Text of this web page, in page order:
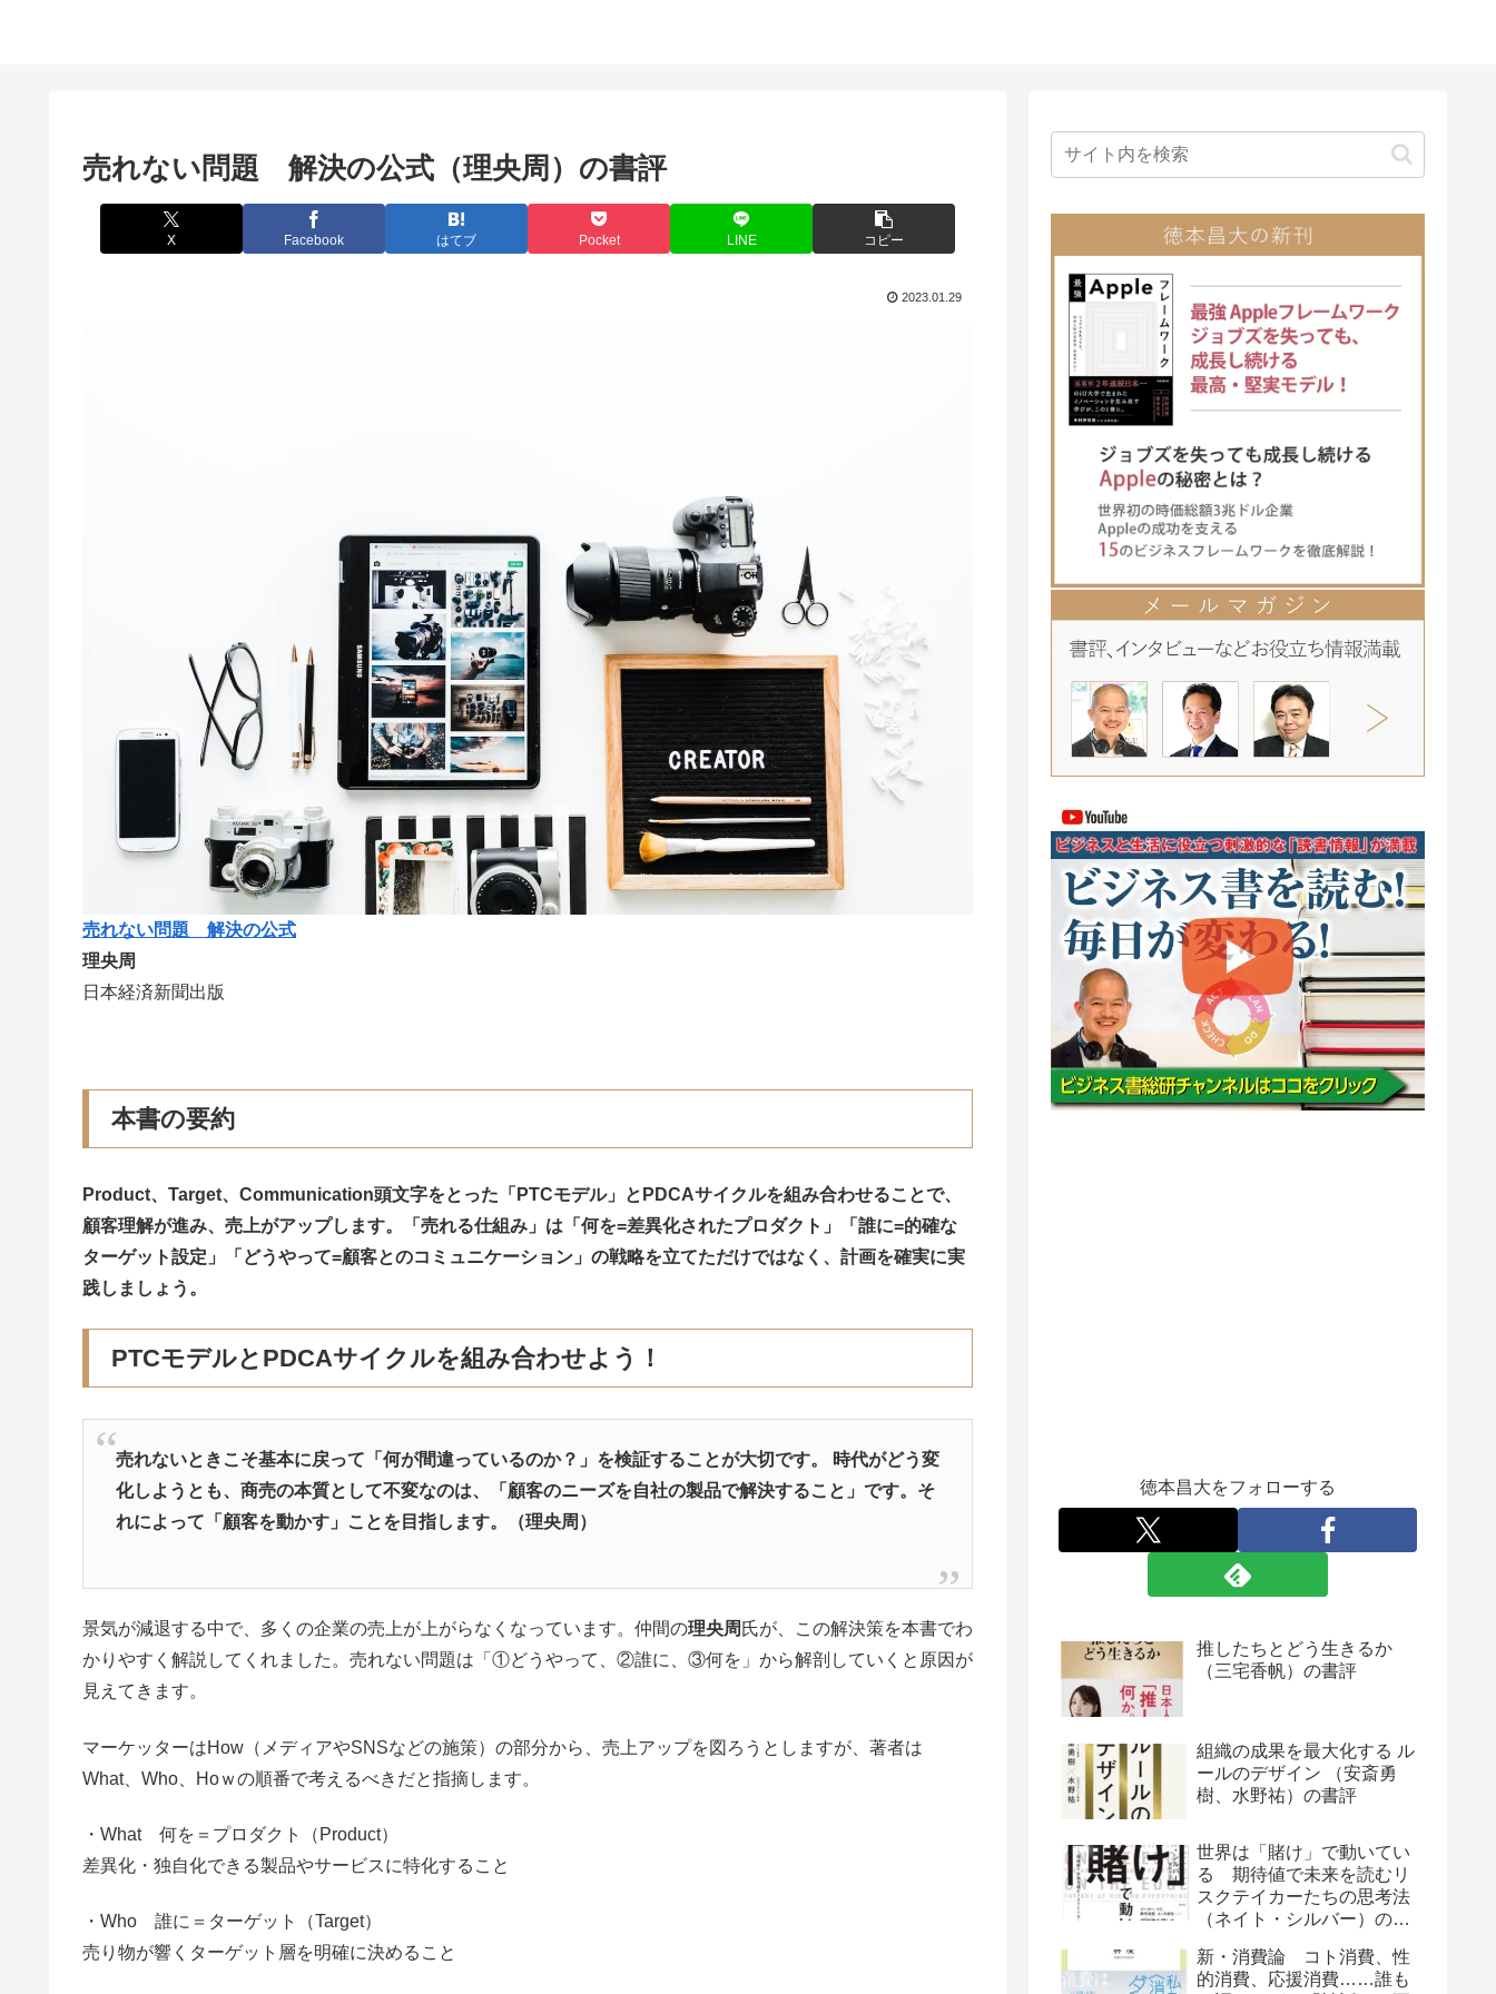
売れない問題 解決の公式（理央周）の書評
X Facebook はてブ Pocket LINE コピー
2023.01.29
売れない問題 解決の公式
理央周
日本経済新聞出版
本書の要約
Product、Target、Communication頭文字をとった「PTCモデル」とPDCAサイクルを組み合わせることで、
顧客理解が進み、売上がアップします。「売れる仕組み」は「何を=差異化されたプロダクト」「誰に=的確な
ターゲット設定」「どうやって=顧客とのコミュニケーション」の戦略を立てただけではなく、計画を確実に実
践しましょう。
PTCモデルとPDCAサイクルを組み合わせよう！
売れないときこそ基本に戻って「何が間違っているのか？」を検証することが大切です。 時代がどう変
化しようとも、商売の本質として不変なのは、「顧客のニーズを自社の製品で解決すること」です。そ
れによって「顧客を動かす」ことを目指します。（理央周 ）
景気が減退する中で、多くの企業の売上が上がらなくなっています。仲間の理央周 氏が、
この解決策を本書でわ
かりやすく解説してくれました。売れない問題は「①どうやって、②誰に、③何を」から解剖していくと原因が
見えてきます。
マーケッターはHow（メディアやSNSなどの施策）の部分から、売上アップを図ろうとしますが、著者は
What、Who、Hoｗの順番で考えるべきだと指摘します。
・What 何を＝プロダクト（Product）
差異化・独自化できる製品やサービスに特化すること
・Who 誰に＝ターゲット（Target）
売り物が響くターゲット層を明確に決めること
徳本昌大をフォローする
推したちとどう生きるか
（三宅香帆）の書評
組織の成果を最大化する ル
ールのデザイン （安斎勇
樹、水野祐）の書評
世界は「賭け」で動いてい
る 期待値で未来を読むリ
スクテイカーたちの思考法
（ネイト・シルバー）の書
新・消費論 コト消費、性
的消費、応援消費……誰も